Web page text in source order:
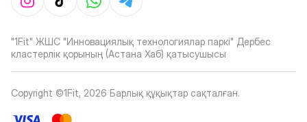
"1Fit" ЖШС "Инновациялық технологиялар паркі" Дербес
кластерлік қорының (Астана Хаб) қатысушысы
Copyright ©1Fit, 2026 Барлық құқықтар сақталған.